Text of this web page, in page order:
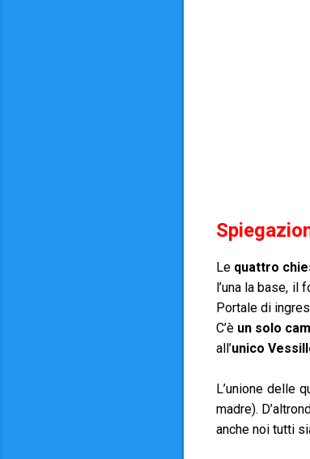
Le quattro
l’una la base, il
Portale di
C’è un solo
all’unico
L’unione delle
madre).
anche noi tutti